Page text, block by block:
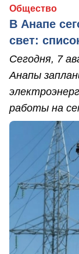
Общество
В Анапе
свет:
Сегодня, 7
Анапы
работы на